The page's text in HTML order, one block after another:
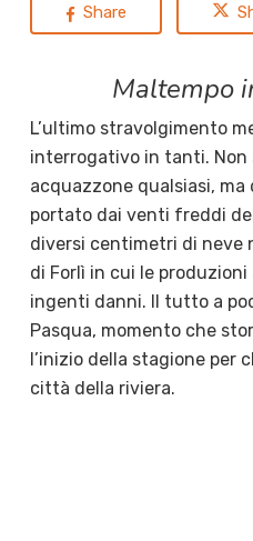
Share
Maltempo
L’ultimo stravolgimento
interrogativo in tanti.
acquazzone qualsiasi,
portato dai venti freddi
diversi centimetri di neve
di Forlì in cui le
ingenti danni. Il tutto a
Pasqua, momento che
l’inizio della stagione per
città della riviera.